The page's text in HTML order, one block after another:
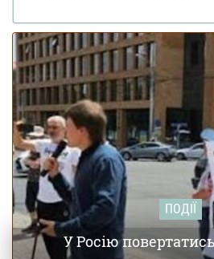
ПОДІЇ
У Росію